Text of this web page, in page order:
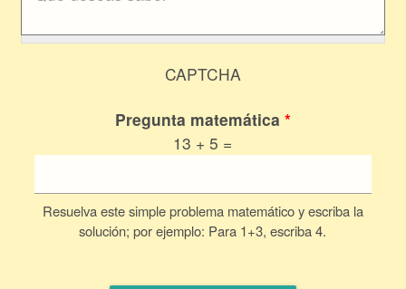
CAPTCHA
Pregunta matemática *
13 + 5 =
Resuelva este simple problema matemático y escriba la
solución; por ejemplo: Para 1+3, escriba 4.